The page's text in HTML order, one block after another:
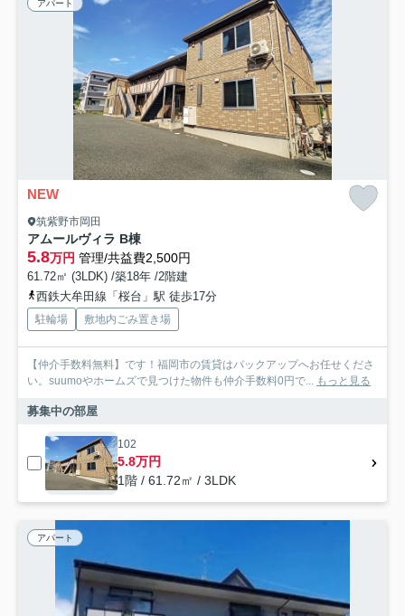
アパート
NEW
筑紫野市岡田
アムールヴィラ B棟
5.8万円 管理/共益費2,500円
61.72㎡ (3LDK) /築18年 /2階建
西鉄大牟田線「桜台」駅 徒歩17分
駐輪場 敷地内ごみ置き場
【仲介手数料無料】です！福岡市の賃貸はバックアップへお任せくださ
い。suumoやホームズで見つけた物件も仲介手数料0円で... もっと見る
募集中の部屋
102
5.8万円
1階 / 61.72㎡ / 3LDK
アパート